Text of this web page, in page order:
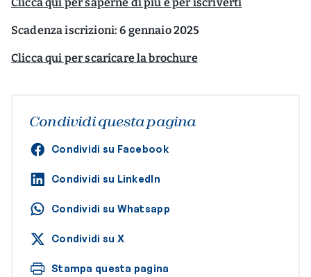
Scadenza iscrizioni: 6 gennaio 2025
Clicca qui per scaricare la brochure
Condividi questa pagina
Condividi su Facebook
Condividi su LinkedIn
Condividi su Whatsapp
Condividi su X
Stampa questa pagina